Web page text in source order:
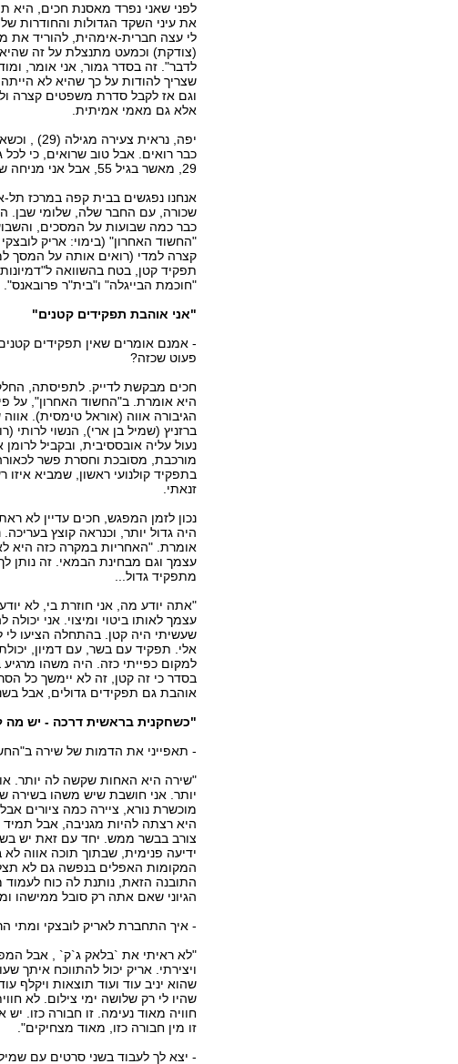
לפני שאני נפרד מאסנת חכים, היא
את עיני השקד הגדולות והחודרות
לי עצה חברית-אימהית, להוריד את
(צודקת) וכמעט מתנצלת על זה
לדבר". זה בסדר גמור, אני אומר,
שצריך להודות על כך שהיא לא
וגם אז לקבל סדרת משפטים קצרה
אלא גם מאמי אמיתית.
יפה,
כבר רואים. אבל טוב שרואים, כי לכל
29, מאשר בגיל 55, אבל אני מניחה שזו תהיה ההשקפה שלי גם אז".
אנחנו נפגשים בבית קפה במרכז תל-
שכורה, עם החבר שלה, שלומי שבן.
כבר כמה שבועות על המסכים,
"החשוד האחרון" (בימוי: אריק
קצרה למדי (רואים אותה על המסך
תפקיד קטן, בטח בהשוואה
"חוכמת הבייגלה" ו"בית"ר פרובאנס".
"אני אוהבת תפקידים קטנים"
- אמנם אומרים שאין תפקידים
פעוט שכזה?
חכים מבקשת לדייק. לתפיסתה,
היא אומרת. ב"החשוד האחרון", על
הגיבורה אווה (אוראל טימסית).
ברזניץ (שמיל בן ארי), הנשוי לרותי
נעול עליה אובססיבית, ובקביל
מורכבת, מסובכת וחסרת פשר
בתפקיד קולנועי ראשון, שמביא איזו
זנאתי.
נכון לזמן המפגש, חכים עדיין לא
היה גדול יותר, וכנראה קוצץ
אומרת. "האחריות במקרה כזה היא
עצמך וגם מבחינת הבמאי. זה נותן
מתפקיד גדול...
"אתה יודע מה, אני חוזרת בי, לא
עצמך לאותו ביטוי ומיצוי. אני
שעשיתי היה קטן. בהתחלה הציעו לי
אלי. תפקיד עם בשר, עם דמיון,
למקום כפייתי כזה. היה משהו
בסדר כי זה קטן, זה לא יימשך כל
אוהבת גם תפקידים גדולים, אבל
"כשחקנית בראשית דרכה - יש מה
- תאפייני את הדמות של שירה
"שירה היא האחות שקשה לה יותר.
יותר. אני חושבת שיש משהו בשירה
מוכשרת נורא, ציירה כמה ציורים
היא רצתה להיות מגניבה, אבל
צורב בבשר ממש. יחד עם זאת יש
ידיעה פנימית, שבתוך תוכה אווה
המקומות האפלים בנפשה גם לא
התובנה הזאת, נותנת לה כוח
הגיוני שאם אתה רק סובל ממישהו
- איך התחברת לאריק לובצקי
"לא ראיתי את `בלאק ג`ק` , אבל
ויצירתי. אריק יכול להתווכח איתך
שהוא יניב עוד ועוד תוצאות ויקלף
שהיו לי רק שלושה ימי צילום. לא
חוויה מאוד נעימה. זו חבורה כזו.
זו מין חבורה כזו, מאוד מצחיקים".
- יצא לך לעבוד בשני סרטים עם